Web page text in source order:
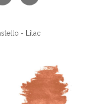
- Lilac